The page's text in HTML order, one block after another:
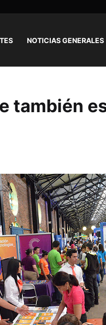
NOTICIAS GENERALES
también